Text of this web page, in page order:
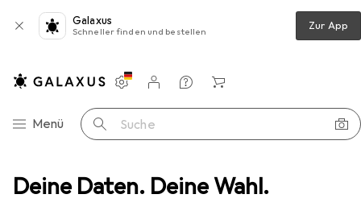
Deine Daten. Deine Wahl.
Galaxus
Schneller finden und bestellen Zur App
Navigation nach Kategorien
Menü Suche
Einstellungen
Kundenkonto
Vergleichslisten
Merklisten
Warenkorb
Hoya PRO ND Filter Kit 8/64/1000 Filterset